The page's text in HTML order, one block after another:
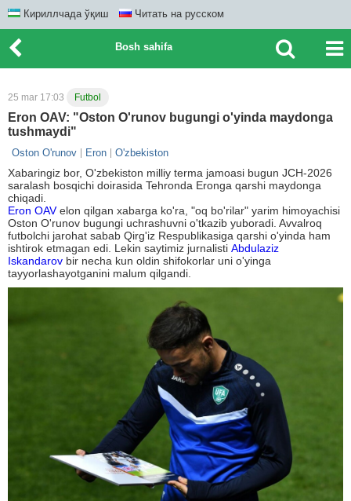
Кириллчада ўқиш Читать на русском
Bosh sahifa
25 mar 17:03 Futbol
Eron OAV: "Oston O'runov bugungi o'yinda maydonga
tushmaydi"
Oston O'runov Eron O'zbekiston
Xabaringiz bor, O'zbekiston milliy terma jamoasi bugun JCH-2026
saralash bosqichi doirasida Tehronda Eronga qarshi maydonga
chiqadi.
Eron OAVelon qilgan xabarga ko'ra, "oq bo'rilar" yarim himoyachisi
Oston O'runov bugungi uchrashuvni o'tkazib yuboradi. Avvalroq
futbolchi jarohat sabab Qirg'iz Respublikasiga qarshi o'yinda ham
ishtirok etmagan edi. Lekin saytimiz jurnalisti Abdulaziz
Iskandarov bir necha kun oldin shifokorlar uni o'yinga
tayyorlashayotganini malum qilgandi.